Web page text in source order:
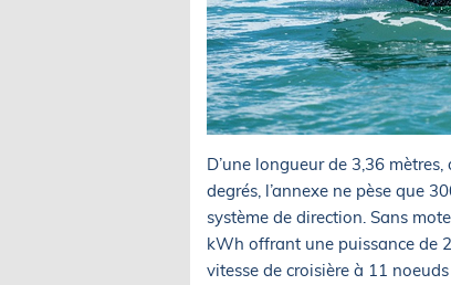
D’une longueur de 3,36
degrés, l’annexe ne pèse que
système de direction. Sans
kWh offrant une puissance de
vitesse de croisière à 11